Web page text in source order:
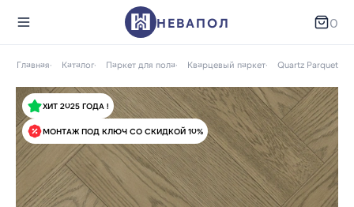
НЕВАПОЛ 0
Главная Каталог Паркет для пола Кварцевый паркет Quartz Parquet
ХИТ 2025 ГОДА !
МОНТАЖ ПОД КЛЮЧ СО СКИДКОЙ 10%